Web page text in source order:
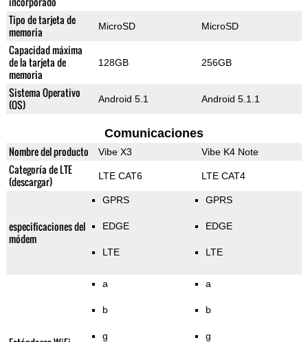
Tipo de tarjeta de
memoria
MicroSD MicroSD
Capacidad máxima
de la tarjeta de
memoria
128GB 256GB
Sistema Operativo
(OS)
Android 5.1 Android 5.1.1
Comunicaciones
Nombre del producto Vibe X3 Vibe K4 Note
Categoría de LTE
(descargar)
LTE CAT6 LTE CAT4
especificaciones del
módem
GPRS
EDGE
LTE
GPRS
EDGE
LTE
a
b
g
a
b
g